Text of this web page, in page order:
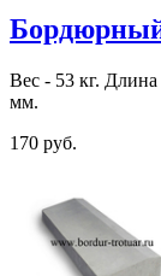
Вес - 53 кг.
мм.
170 руб.